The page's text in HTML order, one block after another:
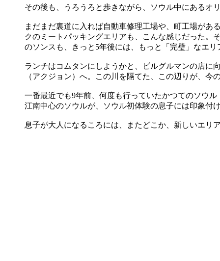
その後も、うろうろと歩きながら、ソウル中にあるオ
まだまだ裏道に入れば自動車修理工場や、町工場があ
クのミートパッキングエリアも、こんな感じだった。
のソンスも、きっと5年後には、もっと「完璧」なエ
ランチはコムタンにしようかと、ビルグルマンの店に
（アクジョン）へ。この川を隔てた、この辺りが、今
一番最近でも9年前、何度も行っていたかつてのソウ
江南中心のソウルが、ソウル初体験の息子には印象付
息子が大人になるころには、またどこか、新しいエリ